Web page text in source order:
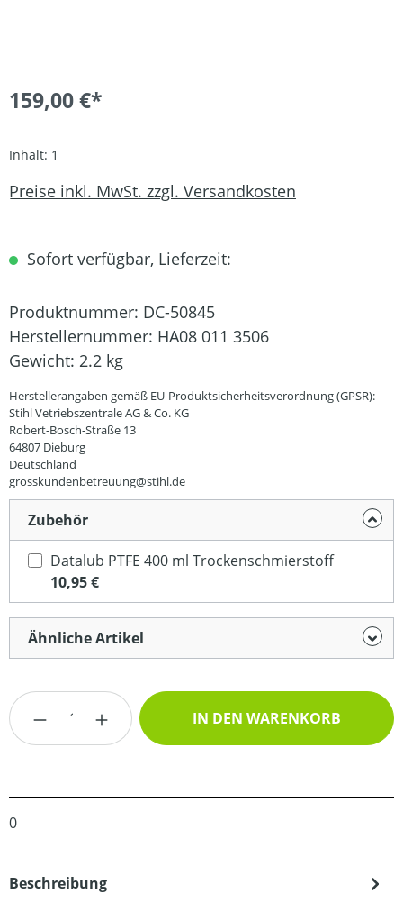
159,00 €*
Inhalt: 1
Preise inkl. MwSt. zzgl. Versandkosten
Sofort verfügbar, Lieferzeit:
Produktnummer: DC-50845
Herstellernummer: HA08 011 3506
Gewicht: 2.2 kg
Herstellerangaben gemäß EU-Produktsicherheitsverordnung (GPSR):
Stihl Vetriebszentrale AG & Co. KG
Robert-Bosch-Straße 13
64807 Dieburg
Deutschland
grosskundenbetreuung@stihl.de
Zubehör
Datalub PTFE 400 ml Trockenschmierstoff
10,95 €
Ähnliche Artikel
Produkt Anzahl: Gib den gewünschten
IN DEN WARENKORB
0
Beschreibung